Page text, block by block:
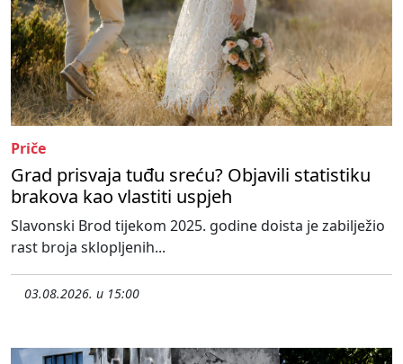
Priče
Grad prisvaja tuđu sreću? Objavili statistiku
brakova kao vlastiti uspjeh
Slavonski Brod tijekom 2025. godine doista je zabilježio
rast broja sklopljenih...
03.08.2026. u 15:00